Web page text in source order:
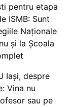
pentru etapa
ISMB: Sunt
Naționale
și la Școala
Iași, despre
Vina nu
sau pe